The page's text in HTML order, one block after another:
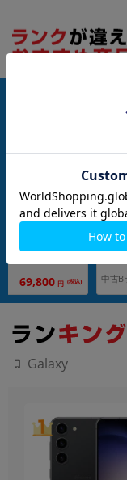
版 SIMフリー】
69,800 円 (税込)
ブ
メー
付属
在庫
中古B
Galaxy